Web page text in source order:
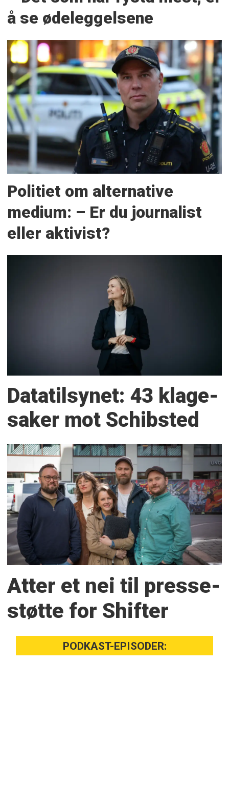
å se ødeleggelsene
Politiet om alternative
medium: – Er du journalist
eller aktivist?
Datatilsynet: 43 klage­
saker mot Schibsted
Atter et nei til presse­
støtte for Shifter
PODKAST-EPISODER: